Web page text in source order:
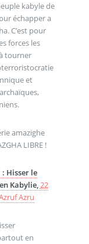
kabyle de
échapper a
C’est pour
forces les
tourner
et
amazighe
LIBRE !
Hisser le
Kabylie,22
Azru
en